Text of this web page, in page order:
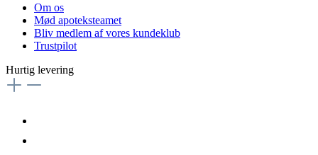
Om os
Mød apoteksteamet
Bliv medlem af vores kundeklub
Trustpilot
Hurtig levering